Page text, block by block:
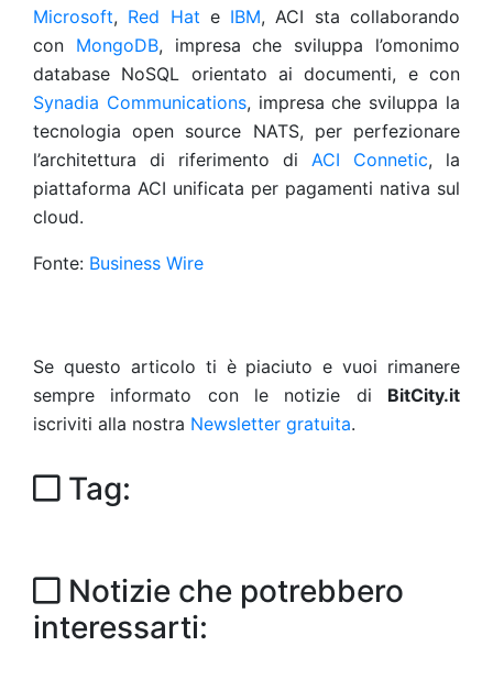
Microsoft, Red Hat e IBM, ACI sta collaborando
con MongoDB, impresa che sviluppa l’omonimo
database NoSQL orientato ai documenti, e con
Synadia Communications, impresa che sviluppa la
tecnologia open source NATS, per perfezionare
l’architettura di riferimento di ACI Connetic, la
piattaforma ACI unificata per pagamenti nativa sul
cloud.
Fonte: Business Wire
Se questo articolo ti è piaciuto e vuoi rimanere
sempre informato con le notizie di BitCity.it
iscriviti alla nostra Newsletter gratuita.
Tag:
Notizie che potrebbero
interessarti: